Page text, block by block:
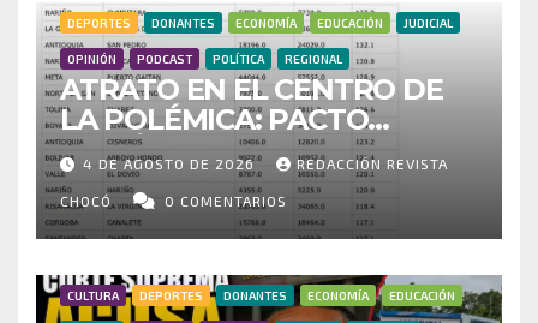
DEPORTES DONANTES ECONOMÍA EDUCACIÓN JUDICIAL
OPINIÓN PODCAST POLÍTICA REGIONAL
ATRATO EN EL CENTRO DE
LA POLÉMICA: PACTO
HISTÓRICO CUESTIONA
CENSO ELECTORAL Y PIDE
INVESTIGAR PRESUNTO
FRAUDE
4 DE AGOSTO DE 2026 REDACCIÓN REVISTA
CHOCÓ 0 COMENTARIOS
CULTURA DEPORTES DONANTES ECONOMÍA EDUCACIÓN